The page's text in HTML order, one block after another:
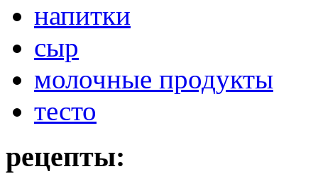
напитки
сыр
молочные продукты
тесто
рецепты: